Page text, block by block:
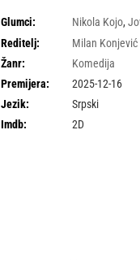
Glumci: Nikola Kojo,
Videnović
Slobodan Boda
Reditelj:
Milan Konjević
Žanr:
Komedija
Premijera:
2025-12-16
Jezik:
Srpski
Imdb:
2D